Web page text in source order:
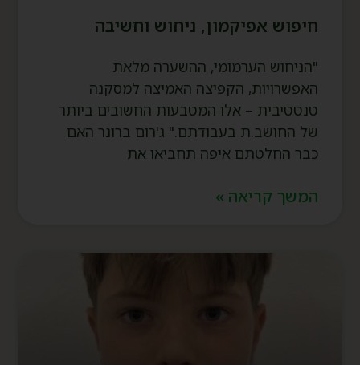
חיפוש אפיקמון, ניחוש וחשיבה
"הניחוש הערמומי, ההשערה מלאת
האפשרויות, הקפיצה האמיצה למסקנה
טנטטיבית – אלו המטבעות החשובים ביותר
של החושב.ת בעבודתם." ג'רום ברונר האם
כבר החלטתם איפה תחביאו את
המשך קריאה »